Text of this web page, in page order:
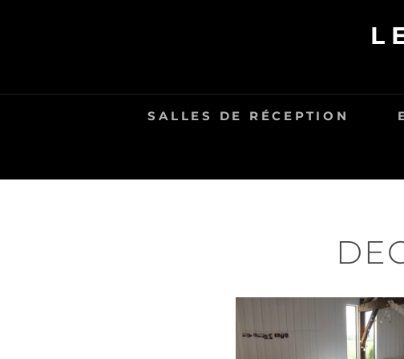
SALLES DE RÉCEPTION